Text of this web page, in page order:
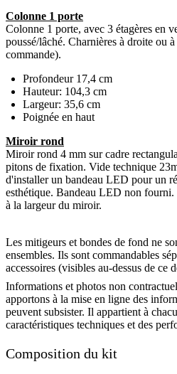
Colonne 1 porte
Colonne 1 porte, avec 3 étagères en
poussé/lâché. Charnières à droite ou
commande).
Profondeur 17,4 cm
Hauteur: 104,3 cm
Largeur: 35,6 cm
Poignée en haut
Miroir rond
Miroir rond 4 mm sur cadre
pitons de fixation. Vide technique
d'installer un bandeau LED pour un
esthétique. Bandeau LED non
à la largeur du miroir.
Les mitigeurs et bondes de fond ne
ensembles. Ils sont commandables
accessoires (visibles au-dessus de ce
Informations et photos non
apportons à la mise en ligne des
peuvent subsister. Il appartient à
caractéristiques techniques et des
Composition du kit